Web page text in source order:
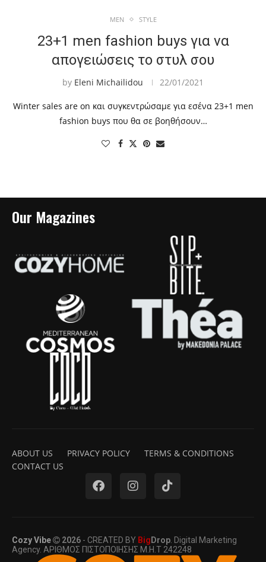
MEN STYLE
23+1 men fashion buys για να
απογειώσεις το στυλ σου
by Eleni Michailidou 22/01/2021
Winter sales are on και συγκεντρώσαμε για εσένα 23+1 men
fashion buys που θα σε βοηθήσουν…
Our Magazines
ABOUT US PRIVACY POLICY
TERMS & CONDITIONS
CONTACT US
Cozy Vibe 2026 - CREATED BY Big Drop . Digital Marketing
Agency. ΑΡΙΘΜΟΣ ΠΙΣΤΟΠΟΙΗΣΗΣ Μ.Η.Τ 242248